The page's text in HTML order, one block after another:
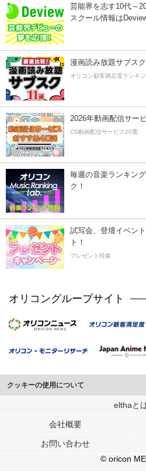
芸能界を志す10代～
スクール情報は
漫画読み放題サブス
オリコン顧客満足度ランキ
2026年動画配信サー
CS動画配信サービス20選
毎週の音楽ランキン
ク！
試写会、登壇イベン
ト！
プレゼント特集
オリコングループサイト
クッキーの使用について
このサイトでは Cookie を使用して、ユー
行っています。
メディアや広告配信、データ解析の各パー
各パートナーは、この情報とユーザーが各
ユーザーが各パートナーのサービスを使用
elthaと
会社概要
お問い合わせ
© oricon ME